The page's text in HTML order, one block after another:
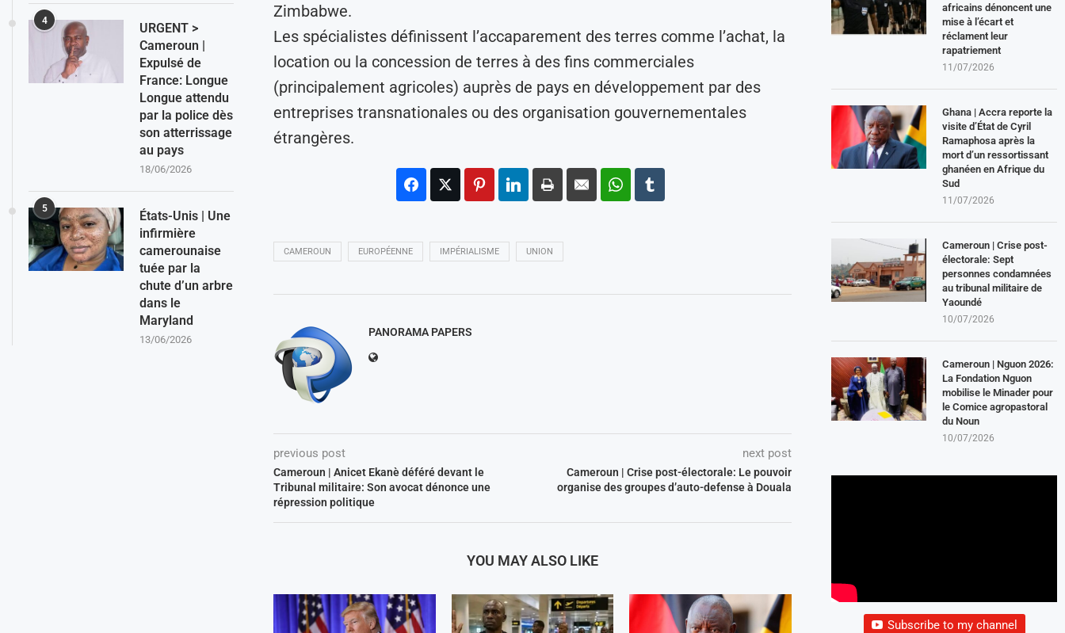
Zimbabwe.
Les spécialistes définissent l’accaparement des terres comme l’achat, la
location ou la concession de terres à des fins commerciales
(principalement agricoles) auprès de pays en développement par des
entreprises transnationales ou des organisation gouvernementales
étrangères.
CAMEROUN EUROPÉENNE IMPÉRIALISME UNION
PANORAMA PAPERS
previous post
Cameroun | Anicet Ekanè déféré devant le
Tribunal militaire: Son avocat dénonce une
répression politique
next post
Cameroun | Crise post-électorale: Le pouvoir
organise des groupes d’auto-defense à Douala
YOU MAY ALSO LIKE
africains dénoncent une
mise à l’écart et
réclament leur
rapatriement
11/07/2026
Ghana | Accra reporte la
visite d’État de Cyril
Ramaphosa après la
mort d’un ressortissant
ghanéen en Afrique du
Sud
11/07/2026
Cameroun | Crise post-
électorale: Sept
personnes condamnées
au tribunal militaire de
Yaoundé
10/07/2026
Cameroun | Nguon 2026:
La Fondation Nguon
mobilise le Minader pour
le Comice agropastoral
du Noun
10/07/2026
Subscribe to my channel
4
URGENT >
Cameroun |
Expulsé de
France: Longue
Longue attendu
par la police dès
son atterrissage
au pays
18/06/2026
5
États-Unis | Une
infirmière
camerounaise
tuée par la
chute d’un arbre
dans le
Maryland
13/06/2026